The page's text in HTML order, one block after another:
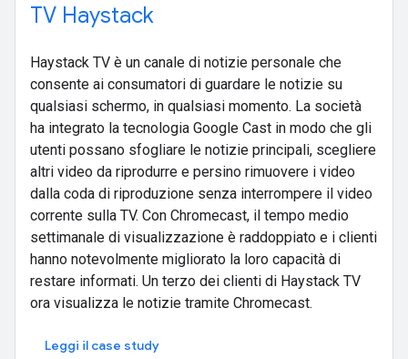
TV Haystack
Haystack TV è un canale di notizie personale che
consente ai consumatori di guardare le notizie su
qualsiasi schermo, in qualsiasi momento. La società
ha integrato la tecnologia Google Cast in modo che gli
utenti possano sfogliare le notizie principali, scegliere
altri video da riprodurre e persino rimuovere i video
dalla coda di riproduzione senza interrompere il video
corrente sulla TV. Con Chromecast, il tempo medio
settimanale di visualizzazione è raddoppiato e i clienti
hanno notevolmente migliorato la loro capacità di
restare informati. Un terzo dei clienti di Haystack TV
ora visualizza le notizie tramite Chromecast.
Leggi il case study